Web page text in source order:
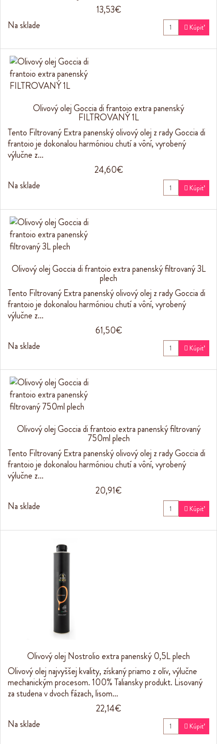
13,53€
Na sklade
 Kúpiť
Olivový olej Goccia di frantoio extra panenský
FILTROVANÝ 1L
Tento Filtrovaný Extra panenský olivový olej z rady Goccia di
frantoio je dokonalou harmóniou chutí a vôní, vyrobený
výlučne z…
24,60€
Na sklade
 Kúpiť
Olivový olej Goccia di frantoio extra panenský filtrovaný 3L
plech
Tento Filtrovaný Extra panenský olivový olej z rady Goccia di
frantoio je dokonalou harmóniou chutí a vôní, vyrobený
výlučne z…
61,50€
Na sklade
 Kúpiť
Olivový olej Goccia di frantoio extra panenský filtrovaný
750ml plech
Tento Filtrovaný Extra panenský olivový olej z rady Goccia di
frantoio je dokonalou harmóniou chutí a vôní, vyrobený
výlučne z…
20,91€
Na sklade
 Kúpiť
Olivový olej Nostrolio extra panenský 0,5L plech
Olivový olej najvyššej kvality, získaný priamo z olív, výlučne
mechanickým procesom. 100% Taliansky produkt. Lisovaný
za studena v dvoch fázach, lisom…
22,14€
Na sklade
 Kúpiť